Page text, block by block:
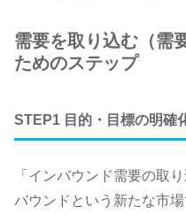
需要を取り込む（需
ためのステップ
STEP1 目的・目標の明確
「インバウンド需要の取
バウンドという新たな市